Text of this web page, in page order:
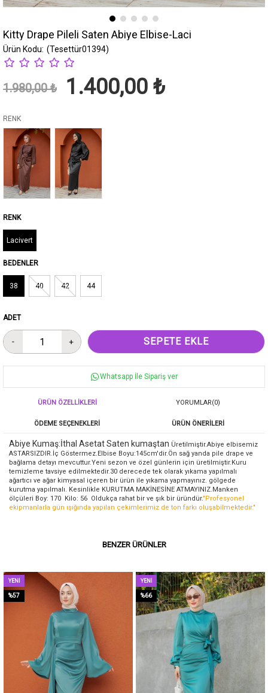
Kitty Drape Pileli Saten Abiye Elbise-Laci
(Tesettür01394)
1.980,00 ₺ 1.400,00 ₺
RENK
Lacivert
BEDENLER
38 40 42 44
ADET
Whatsapp İle Sipariş ver
ÜRÜN ÖZELLIKLERI YORUMLAR(0)
ÖDEME SEÇENEKLERI ÜRÜN ÖNERILERI
Abiye Kumaş:İthal Asetat Saten kumaştan Üretilmiştir.Abiye elbisemiz
ASTARSIZDIR.İç Göstermez.Elbise Boyu:145cm'dir.Ön sağ yanda pile drape ve
bağlama detayı mevcuttur.Yeni sezon ve özel günlerin için üretilmiştir.Kuru
temizleme tavsiye edilmektedir.30 derecede tek olarak yıkama yapılmalı
ağartıcı ve ağar kimyasal içeren bir ürün ile yıkama yapmayınız. gölgede
kurutma yapılmalı. Kesinlikle KURUTMA MAKİNESİNE ATMAYINIZ.Manken
ölçüleri Boy: 170 Kilo: 56 Oldukça rahat bir ve şık bir üründür."Profesyonel
ekipmanlarla gün ışığında yapılan çekimlerimiz de ton farkı oluşabilmektedir."
BENZER ÜRÜNLER
%57
YENI
ÜRÜN
%66
YENI
ÜRÜN